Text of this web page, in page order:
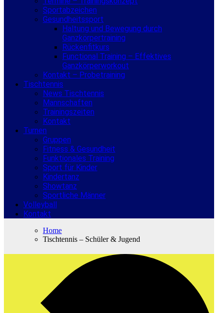
Sportabzeichen
Gesundheitssport
Haltung und Bewegung durch
Ganzkörpertraining
Rückenfitkurs
Functional Training – Effektives
Ganzkörperworkout
Kontakt – Probetraining
Tischtennis
News Tischtennis
Mannschaften
Trainingszeiten
Kontakt
Turnen
Gruppen
Fitness & Gesundheit
Funktionales Training
Sport für Kinder
Kindertanz
Showtanz
Sportliche Männer
Volleyball
Kontakt
Home
Tischtennis – Schüler & Jugend